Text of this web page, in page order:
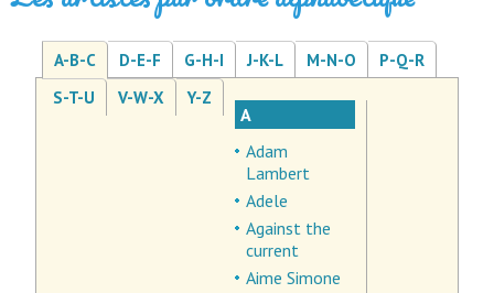
A-B-C D-E-F G-H-I J-K-L M-N-O
P-Q-R
S-T-U
V-W-X Y-Z
A
Adam
Lambert
Adele
Against the
current
Aime Simone